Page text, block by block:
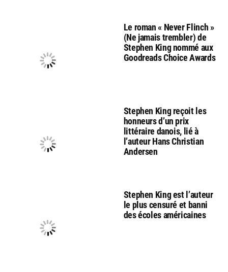
Le roman « Never Flinch »
(Ne jamais trembler) de
Stephen King nommé aux
Goodreads Choice Awards
Stephen King reçoit les
honneurs d’un prix
littéraire danois, lié à
l’auteur Hans Christian
Andersen
Stephen King est l’auteur
le plus censuré et banni
des écoles américaines